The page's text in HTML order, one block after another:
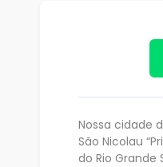
Nossa cidade
São Nicolau
do Rio Grande